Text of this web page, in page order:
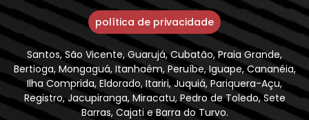
política de privacidade
Santos, São Vicente, Guarujá, Cubatão, Praia Grande,
Bertioga, Mongaguá, Itanhaém, Peruíbe, Iguape, Cananéia,
Ilha Comprida, Eldorado, Itariri, Juquiá, Pariquera-Açu,
Registro, Jacupiranga, Miracatu, Pedro de Toledo, Sete
Barras, Cajati e Barra do Turvo.